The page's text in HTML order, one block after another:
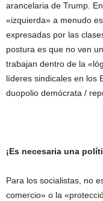
arancelaria de Trump.
«izquierda» a menudo
expresadas por las
postura es que no ven
trabajan dentro de la
líderes sindicales en los
duopolio demócrata /
¡Es necesaria una
Para los socialistas, no
comercio» o la